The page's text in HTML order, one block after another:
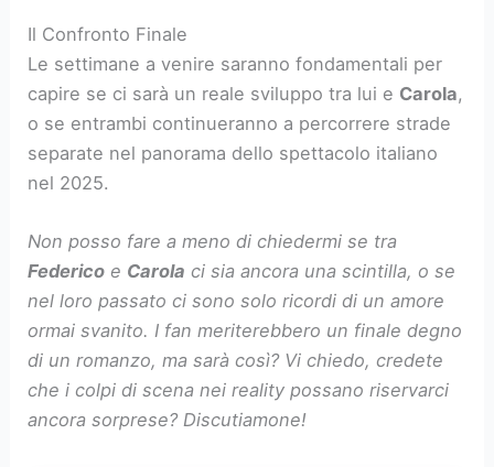
Il Confronto Finale
Le settimane a venire saranno fondamentali per
capire se ci sarà un reale sviluppo tra lui e Carola,
o se entrambi continueranno a percorrere strade
separate nel panorama dello spettacolo italiano
nel 2025.
Non posso fare a meno di chiedermi se tra
Federico e Carola ci sia ancora una scintilla, o se
nel loro passato ci sono solo ricordi di un amore
ormai svanito. I fan meriterebbero un finale degno
di un romanzo, ma sarà così? Vi chiedo, credete
che i colpi di scena nei reality possano riservarci
ancora sorprese? Discutiamone!